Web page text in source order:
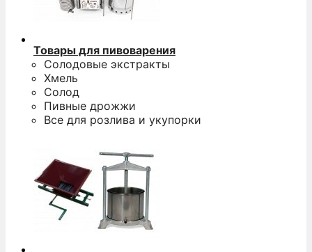
Товары для пивоварения
Солодовые экстракты
Хмель
Солод
Пивные дрожжи
Все для розлива и укупорки